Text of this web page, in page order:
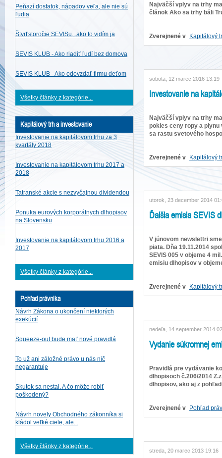
Peňazí dostatok, nápadov veľa, ale nie sú
ľudia
Štvrťstoročie SEVISu...ako to vidím ja
SEVIS KLUB - Ako riadiť ľudí bez domova
SEVIS KLUB - Ako odovzdať firmu deťom
Všetky články z kategórie...
Kapitálový trh a investovanie
Investovanie na kapitálovom trhu za 3
kvartály 2018
Investovanie na kapitálovom trhu 2017 a
2018
Tatranské akcie s nezvyčajnou dividendou
Ponuka eurových korporátnych dlhopisov
na Slovensku
Investovanie na kapitálovom trhu 2016 a
2017
Všetky články z kategórie...
Pohľad právnika
Návrh Zákona o ukončení niektorých
exekúcií
Squeeze-out bude mať nové pravidlá
To už ani záložné právo u nás nič
negarantuje
Skutok sa nestal. A čo môže robiť
poškodený?
Návrh novely Obchodného zákonníka si
kládol veľké ciele, ale...
Všetky články z kategórie...
Najväčší vplyv na trhy
článok Ako sa trhy báli
Zverejnené v Kapitálový
sobota, 12 marec 2016 13:19
Investovanie na
Najväčší vplyv na trhy
pokles ceny ropy a
sa rastu svetového
Zverejnené v Kapitálový
utorok, 23 december 2014
Ďalšia emisia SEVIS
V júnovom newslettri
piata. Dňa 19.11.2014
SEVIS 005 v objeme 4
emisiu dlhopisov v
Zverejnené v Kapitálový
nedeľa, 14 september 2014
Vydanie súkromnej
Pravidlá pre vydávanie
dlhopisoch č.206/2014
dlhopisov, ako aj z
Zverejnené v Pohľad
streda, 20 marec 2013 19:16